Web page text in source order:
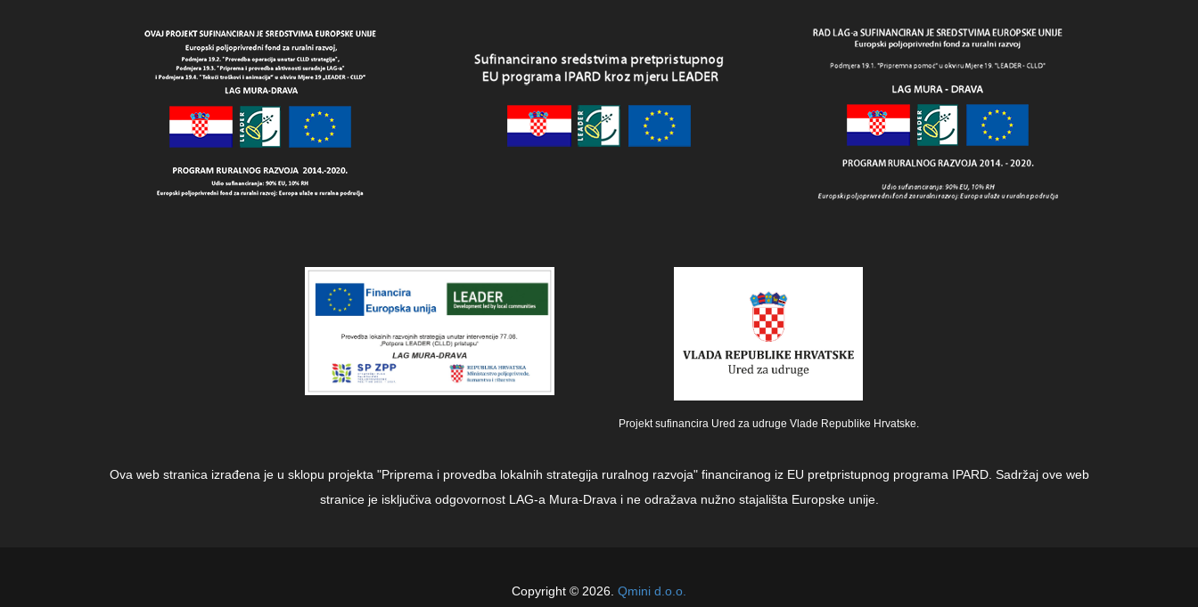
Projekt sufinancira Ured za udruge Vlade Republike Hrvatske.
Ova web stranica izrađena je u sklopu projekta "Priprema i provedba lokalnih strategija ruralnog razvoja" financiranog iz EU pretpristupnog programa IPARD. Sadržaj ove web
stranice je isključiva odgovornost LAG-a Mura-Drava i ne odražava nužno stajališta Europske unije.
Copyright © 2026. Qmini d.o.o.